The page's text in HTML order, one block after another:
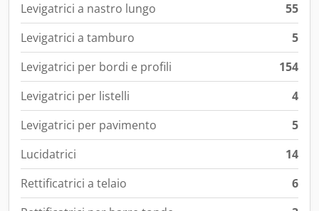
Levigatrici a nastro lungo
55
Levigatrici a tamburo
5
Levigatrici per bordi e profili
154
Levigatrici per listelli
4
Levigatrici per pavimento
5
Lucidatrici
14
Rettificatrici a telaio
6